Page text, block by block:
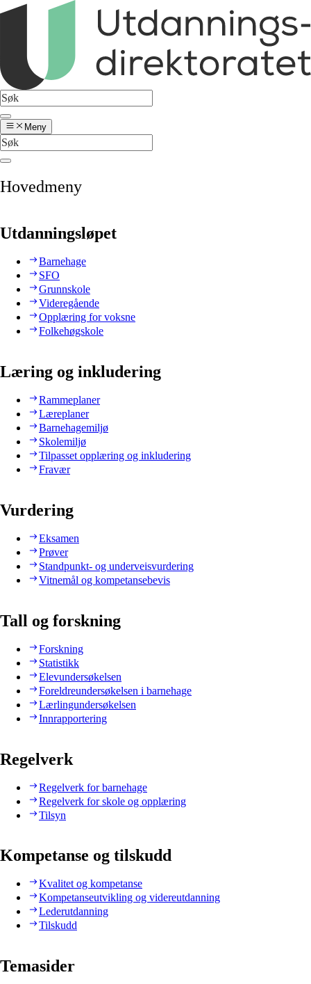
Meny
Hovedmeny
Utdanningsløpet
Barnehage
SFO
Grunnskole
Videregående
Opplæring for voksne
Folkehøgskole
Læring og inkludering
Rammeplaner
Læreplaner
Barnehagemiljø
Skolemiljø
Tilpasset opplæring og inkludering
Fravær
Vurdering
Eksamen
Prøver
Standpunkt- og underveisvurdering
Vitnemål og kompetansebevis
Tall og forskning
Forskning
Statistikk
Elevundersøkelsen
Foreldreundersøkelsen i barnehage
Lærlingundersøkelsen
Innrapportering
Regelverk
Regelverk for barnehage
Regelverk for skole og opplæring
Tilsyn
Kompetanse og tilskudd
Kvalitet og kompetanse
Kompetanseutvikling og videreutdanning
Lederutdanning
Tilskudd
Temasider